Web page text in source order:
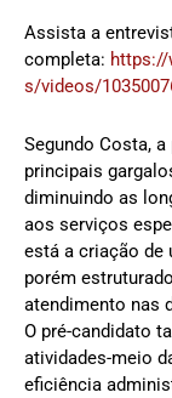
Assista a
completa: https://
s/videos/
Segundo Costa,
principais
diminuindo as
aos serviços
está a criação de
porém
atendimento nas
O pré-candidato
atividades-meio
eficiência